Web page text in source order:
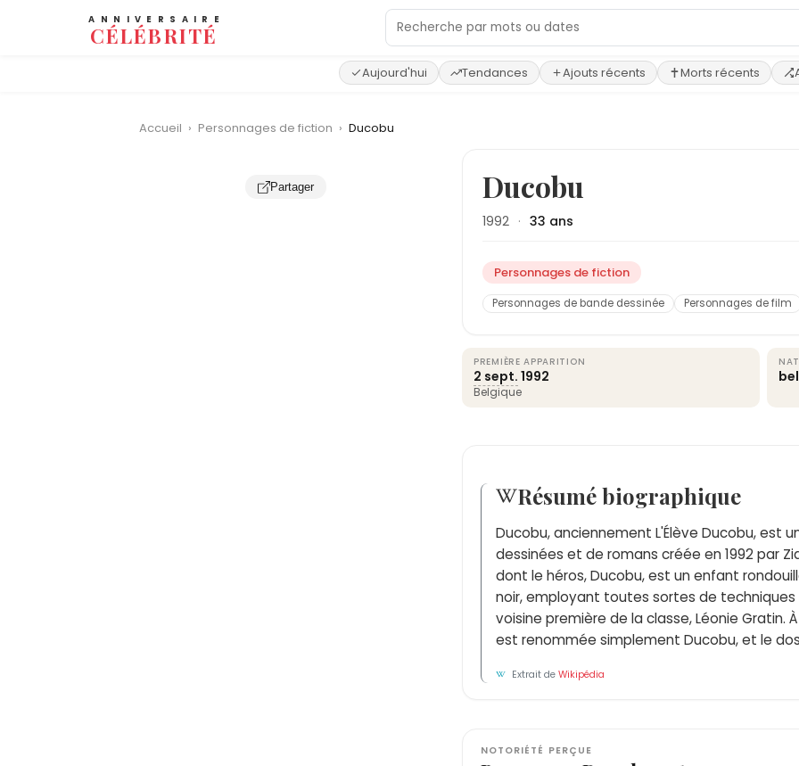
ANNIVERSAIRE
CÉLÉBRITÉ
Aujourd'hui Tendances Ajouts récents Morts récents
Accueil › Personnages de fiction › Ducobu
Partager Ducobu
1992 · 33 ans
Personnages de fiction
Personnages de bande dessinée Personnages de film
PREMIÈRE APPARITION
2 sept. 1992
Belgique
Résumé biographique
Ducobu, anciennement L'Élève Ducobu, est
dessinées et de romans créée en 1992 par
dont le héros, Ducobu, est un enfant
noir, employant toutes sortes de
voisine première de la classe, Léonie Gratin.
est renommée simplement Ducobu, et le
Extrait deWikipédia
NOTORIÉTÉ PERÇUE